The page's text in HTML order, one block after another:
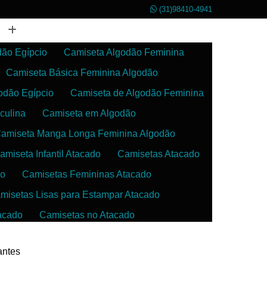
(31)98410-4941
Egípcio
Camiseta Algodão Feminina
Camiseta Básica Feminina Algodão
Egípcio
Camiseta de Algodão Feminina
Camiseta em Algodão
Manga Longa Feminina Algodão
Infantil Atacado
Camisetas Atacado
Camisetas Femininas Atacado
Lisas para Estampar Atacado
Camisetas no Atacado